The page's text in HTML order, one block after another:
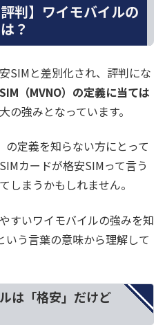
判】ワイモバイルの
？
SIMと差別化され、評判にな
（MVNO）の定義に当ては
の強みとなっています。
の定義を知らない方にとって
カードが格安SIMって言う
しまうかもしれません。
すいワイモバイルの強みを知
いう言葉の意味から理解して
は「格安」だけど